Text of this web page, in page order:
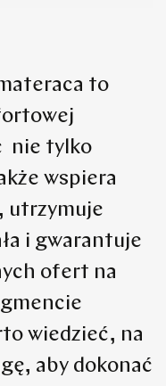
to
nie tylko
wspiera
utrzymuje
i gwarantuje
ofert na
wiedzieć, na
aby dokonać